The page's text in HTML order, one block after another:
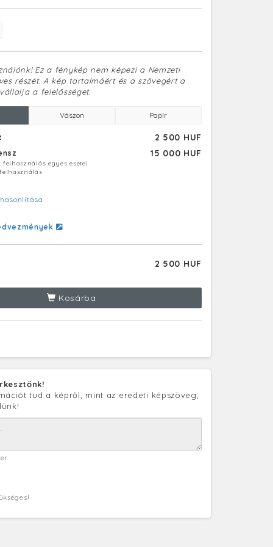
Ez a fénykép nem képezi a Nemzeti
részét. A kép tartalmáért és a szövegért a
a felelősséget.
Vászon Papír
2 500 HUF
15 000 HUF
felhasználás egyes esetei
2 500 HUF
Kosárba
tud a képről, mint az eredeti képszöveg,